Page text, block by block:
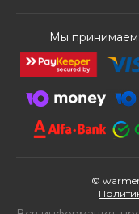
Мы принимаем:
©